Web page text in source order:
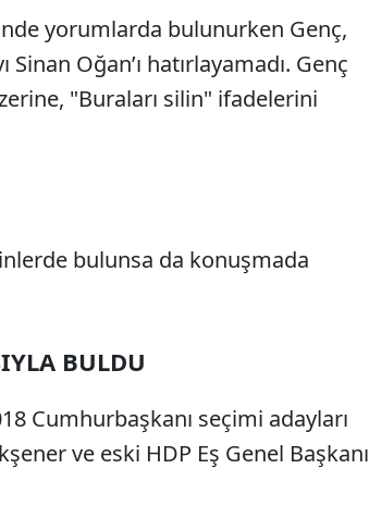
yorumlarda bulunurken Genç,
Sinan Oğan’ı hatırlayamadı. Genç
"Buraları silin" ifadelerini
Sesi Aç
bulunsa da konuşmada
BULDU
Cumhurbaşkanı seçimi adayları
ve eski HDP Eş Genel Başkanı